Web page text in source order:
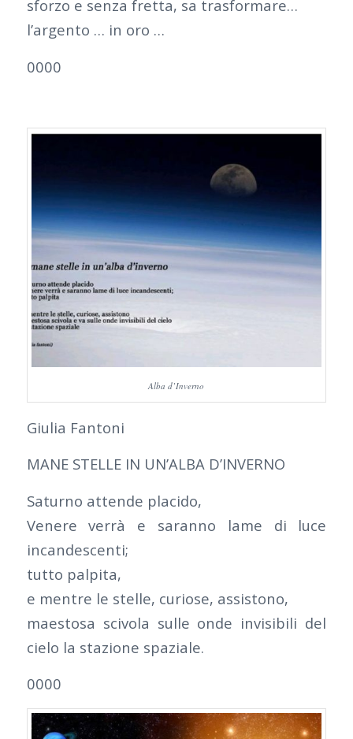
sforzo e senza fretta, sa trasformare…
l’argento … in oro …
0000
Alba d’Inverno
Giulia Fantoni
MANE STELLE IN UN’ALBA D’INVERNO
Saturno attende placido,
Venere verrà e saranno lame di luce
incandescenti;
tutto palpita,
e mentre le stelle, curiose, assistono,
maestosa scivola sulle onde invisibili del
cielo la stazione spaziale.
0000